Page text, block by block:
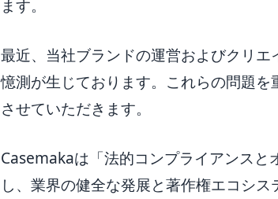
ます。
最近、当社ブランドの運営およびクリ
憶測が生じております。これらの問題
させていただきます。
Casemakaは「法的コンプライアンス
し、業界の健全な発展と著作権エコシ